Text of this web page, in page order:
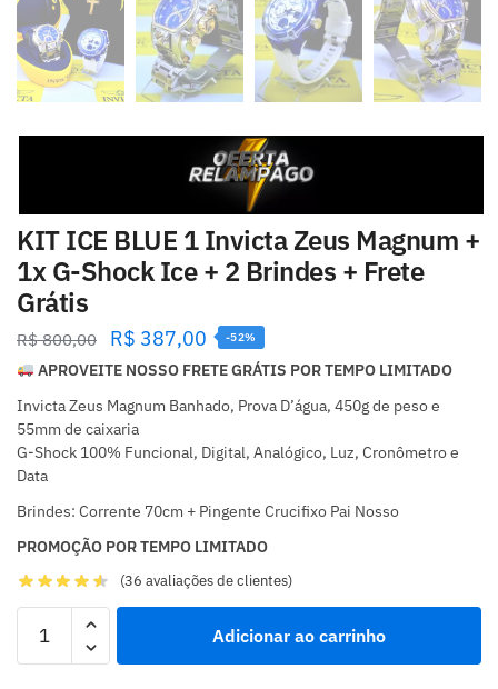
KIT ICE BLUE 1 Invicta Zeus Magnum +
1x G-Shock Ice + 2 Brindes + Frete
Grátis
R$800,00 R$ 387,00 -52%
APROVEITE NOSSO FRETE GRÁTIS POR TEMPO LIMITADO
Invicta Zeus Magnum Banhado, Prova D’água, 450g de peso e
55mm de caixaria
G-Shock 100% Funcional, Digital, Analógico, Luz, Cronômetro e
Data
Brindes: Corrente 70cm + Pingente Crucifixo Pai Nosso
PROMOÇÃO POR TEMPO LIMITADO
(36 avaliações de clientes)
Adicionar ao carrinho